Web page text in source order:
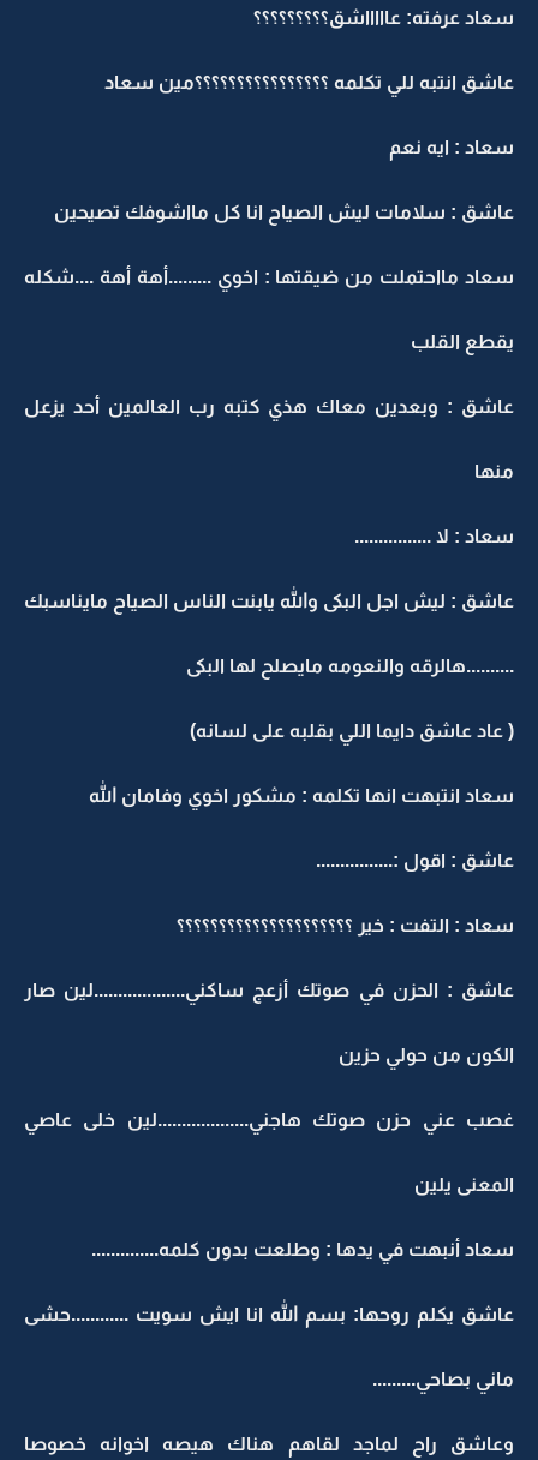
سعاد عرفته: عاااااشق؟؟؟؟؟؟؟؟؟
عاشق انتبه للي تكلمه ؟؟؟؟؟؟؟؟؟؟؟؟؟؟؟؟مين سعاد
سعاد : ايه نعم
عاشق : سلامات ليش الصياح انا كل مااشوفك تصيحين
سعاد مااحتملت من ضيقتها : اخوي .........أهة أهة ....شكله
يقطع القلب
عاشق : وبعدين معاك هذي كتبه رب العالمين أحد يزعل
منها
سعاد : لا ................
عاشق : ليش اجل البكى والله يابنت الناس الصياح مايناسبك
..........هالرقه والنعومه مايصلح لها البكى
( عاد عاشق دايما اللي بقلبه على لسانه)
سعاد انتبهت انها تكلمه : مشكور اخوي وفامان الله
عاشق : اقول :................
سعاد : التفت : خير ؟؟؟؟؟؟؟؟؟؟؟؟؟؟؟؟؟؟؟؟؟
عاشق : الحزن في صوتك أزعج ساكني...................لين صار
الكون من حولي حزين
غصب عني حزن صوتك هاجني...................لين خلى عاصي
المعنى يلين
سعاد أنبهت في يدها : وطلعت بدون كلمه..............
عاشق يكلم روحها: بسم الله انا ايش سويت ............حشى
ماني بصاحي.........
وعاشق راح لماجد لقاهم هناك هيصه اخوانه خصوصا